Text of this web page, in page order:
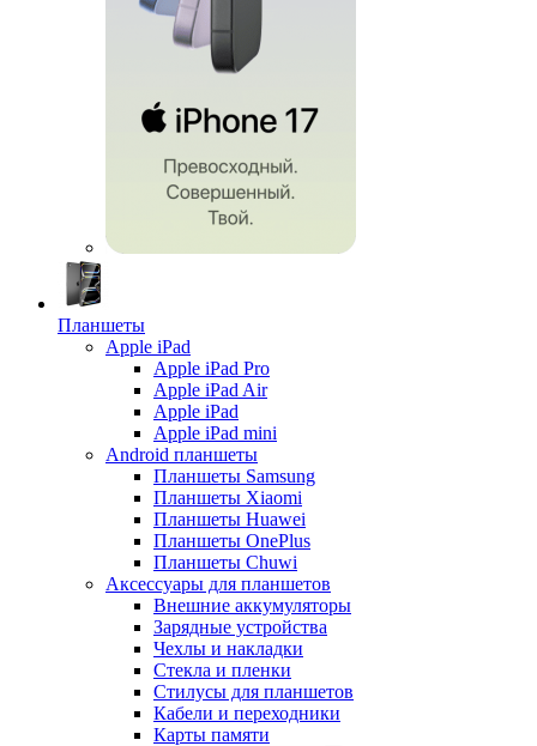
Планшеты
Apple iPad
Apple iPad Pro
Apple iPad Air
Apple iPad
Apple iPad mini
Android планшеты
Планшеты Samsung
Планшеты Xiaomi
Планшеты Huawei
Планшеты OnePlus
Планшеты Chuwi
Аксессуары для планшетов
Внешние аккумуляторы
Зарядные устройства
Чехлы и накладки
Стекла и пленки
Стилусы для планшетов
Кабели и переходники
Карты памяти